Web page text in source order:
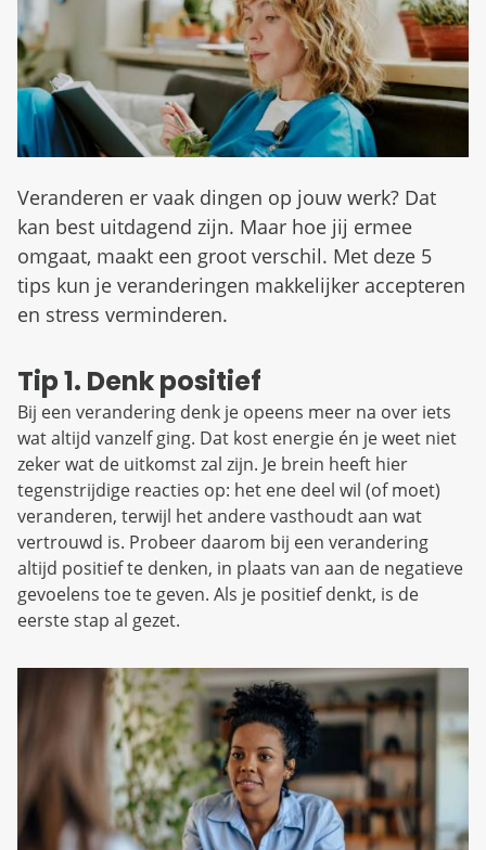
d
b
e
z
i
g
Veranderen er vaak dingen op jouw werk? Dat
kan best uitdagend zijn. Maar hoe jij ermee
omgaat, maakt een groot verschil. Met deze 5
tips kun je veranderingen makkelijker accepteren
en stress verminderen.
Tip 1. Denk positief
Bij een verandering denk je opeens meer na over iets
wat altijd vanzelf ging. Dat kost energie én je weet niet
zeker wat de uitkomst zal zijn. Je brein heeft hier
tegenstrijdige reacties op: het ene deel wil (of moet)
veranderen, terwijl het andere vasthoudt aan wat
vertrouwd is. Probeer daarom bij een verandering
altijd positief te denken, in plaats van aan de negatieve
gevoelens toe te geven. Als je positief denkt, is de
eerste stap al gezet.